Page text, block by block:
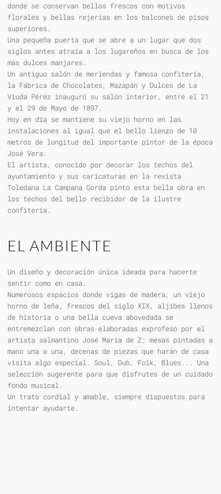
donde se conservan bellos frescos con motivos
florales y bellas rejerías en los balcones de pisos
superiores.
Una pequeña puerta que se abre a un lugar que dos
siglos antes atraía a los lugareños en busca de los
más dulces manjares.
Un antiguo salón de meriendas y famosa confitería,
la Fábrica de Chocolates, Mazapán y Dulces de La
Viuda Pérez inauguró su salón interior, entre el 21
y el 29 de Mayo de 1897.
Hoy en día se mantiene su viejo horno en las
instalaciones al igual que el bello lienzo de 10
metros de longitud del importante pintor de la época
José Vera.
El artista, conocido por decorar los techos del
ayuntamiento y sus caricaturas en la revista
Toledana La Campana Gorda pinto esta bella obra en
los techos del bello recibidor de la ilustre
confitería.
EL AMBIENTE
Un diseño y decoración única ideada para hacerte
sentir como en casa.
Numerosos espacios donde vigas de madera, un viejo
horno de leña, frescos del siglo XIX, aljibes llenos
de historia o una bella cueva abovedada se
entremezclan con obras elaboradas exprofeso por el
artista salmantino José María de Z; mesas pintadas a
mano una a una, decenas de piezas que harán de casa
visita algo especial. Soul, Dub, Folk, Blues... Una
selección sugerente para que disfrutes de un cuidado
fondo musical.
Un trato cordial y amable, siempre dispuestos para
intentar ayudarte.